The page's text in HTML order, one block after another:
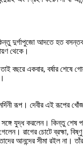
কিন্তু দুর্গাপুজো আদতে হত
থেকে।
বছরে একবার, বর্ষার শেষে
রূপ। দেবীর এই
যুদ্ধ করলেন। কিন্তু শেষ
রাগের চোটে ব্রহ্মা,
আনন্দের সীমা রইল না।